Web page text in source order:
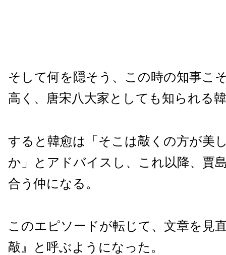
そして何を隠そう、この時の知事こ
高く、唐宋八大家としても知られる
すると韓愈は「そこは敲くの方が美
か」とアドバイスし、これ以降、賈
合う仲になる。
このエピソードが転じて、文章を見
敲』と呼ぶようになった。